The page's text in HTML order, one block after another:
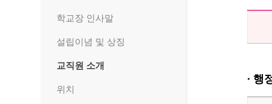
학교장 인사말
설립이념 및 상징
교직원 소개
위치
· 행